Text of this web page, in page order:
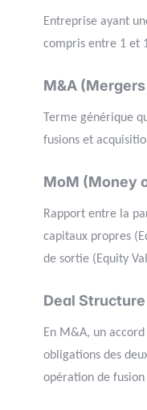
Entreprise ayant
compris entre 1 et
M&A
Terme générique
fusions et
MoM (Money
Rapport entre la
capitaux propres
de sortie (Equity
Deal
En M&A, un
obligations des
opération de